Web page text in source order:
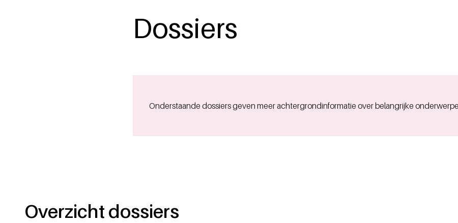
Dossiers
Onderstaande dossiers geven meer achtergrondinformatie over belangrijke
Overzicht dossiers